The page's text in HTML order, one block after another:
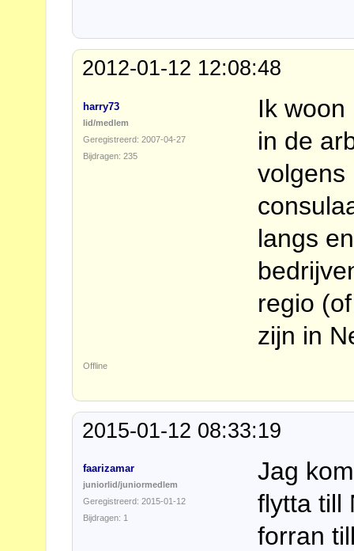
2012-01-12 12:08:48
harry73
lid/medlem
Geregistreerd: 2007-04-27
Bijdragen: 235
Ik
in de
volgens
langs
regio
zijn in
Offline
2015-01-12 08:33:19
faarizamar
juniorlid/juniormedlem
Geregistreerd: 2015-01-12
Bijdragen: 1
Jag
flytta till
forran